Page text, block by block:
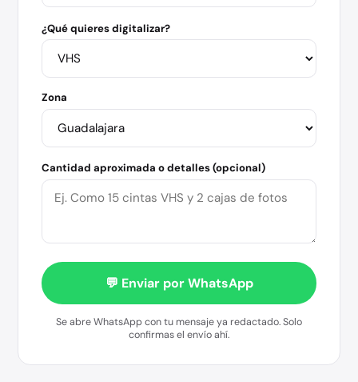
¿Qué quieres digitalizar?
Zona
Cantidad aproximada o detalles (opcional)
💬 Enviar por WhatsApp
Se abre WhatsApp con tu mensaje ya redactado. Solo
confirmas el envío ahí.